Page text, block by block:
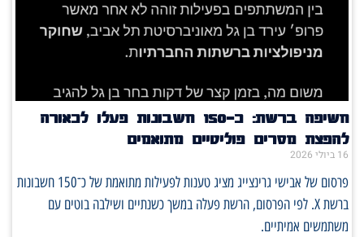
חשיפה ברשת: כ־150 חשבונות פעלו לכאורה
להפצת מסרים פוליטיים מתואמים
16 ביולי 2026
פרסום של אבישי גרינצייג מציג טענות לפעילות מתואמת של כ־150 חשבונות
ברשת X. לפי הפרסום, הרשת פעלה במשך כשנתיים ושילבה בוטים עם
משתמשים אמיתיים.